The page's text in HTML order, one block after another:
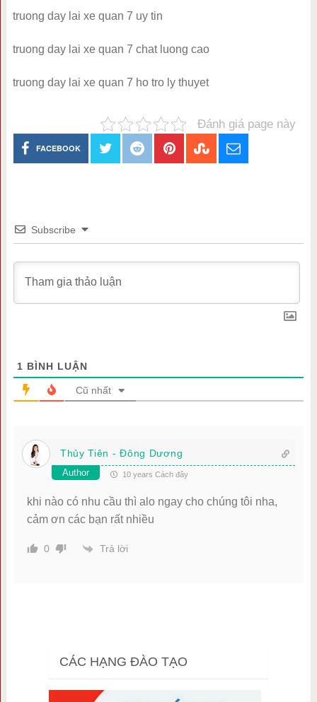
truong day lai xe quan 7 uy tin
truong day lai xe quan 7 chat luong cao
truong day lai xe quan 7 ho tro ly thuyet
Đánh giá page này
FACEBOOK
Subscribe
1 BÌNH LUẬN
Cũ nhất
Thủy Tiên - Đông Dương
Author 10 years Cách đây
khi nào có nhu cầu thì alo ngay cho chúng tôi nha,
cảm ơn các bạn rất nhiều
0 Trả lời
CÁC HẠNG ĐÀO TẠO